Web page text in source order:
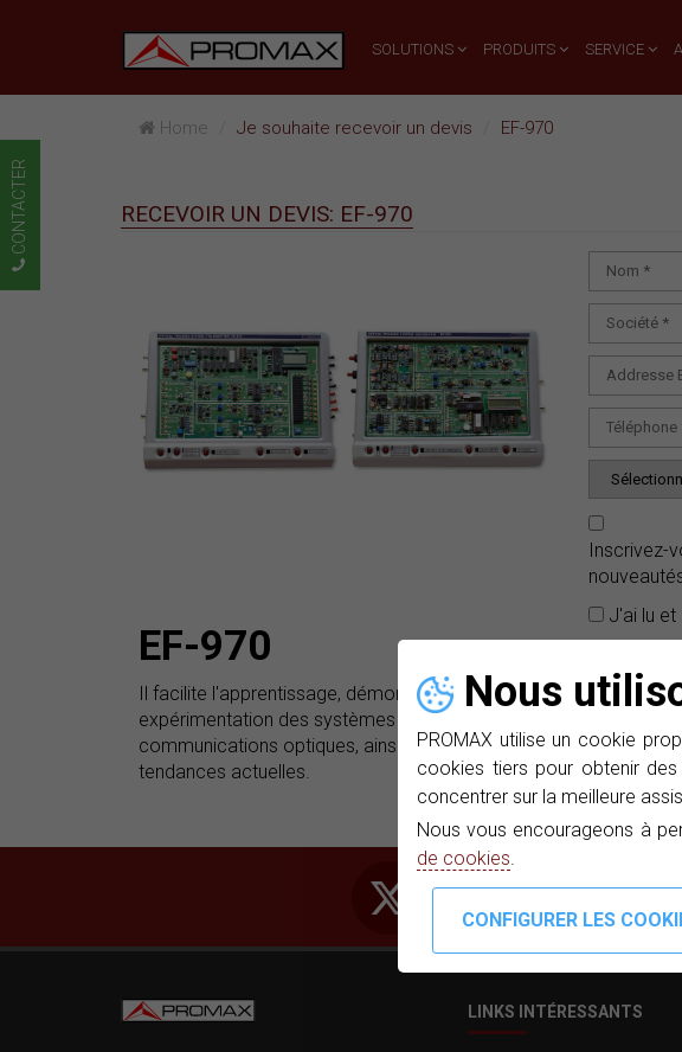
Nous
PROMAX utilise un cookie
cookies tiers pour obtenir
concentrer sur la meilleure
Nous vous encourageons à
de cookies.
SOLUTIONS PRODUITS SERVICE
Home Je souhaite recevoir un devis EF-970
RECEVOIR UN DEVIS: EF-970
EF-970
Il facilite l'apprentissage, démonstration et
expérimentation des systèmes de
communications optiques, ainsi que les dernières
tendances actuelles.
Inscrivez-
J'ai lu
LINKS INTÉRESSANTS
CONTACTER